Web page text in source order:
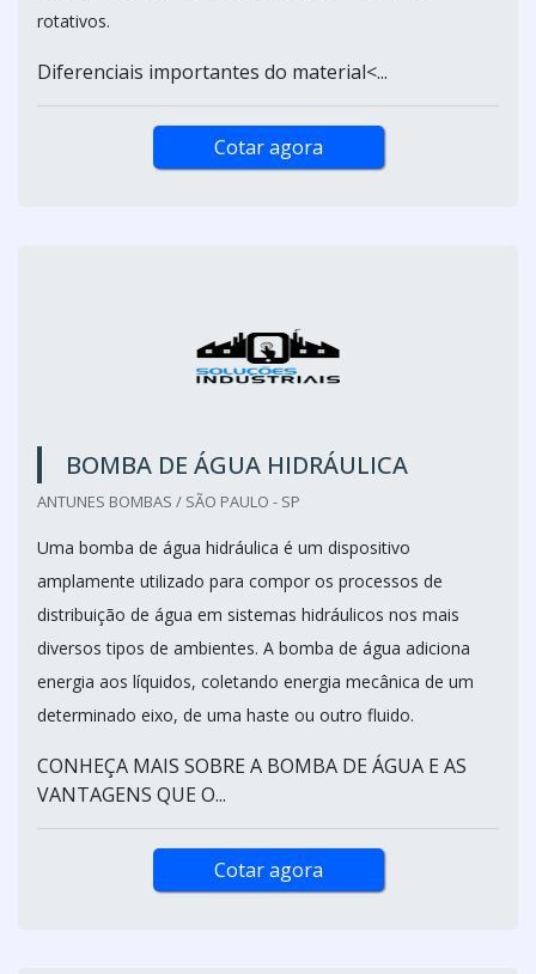
rotativos.
Diferenciais importantes do material<...
Cotar agora
BOMBA DE ÁGUA HIDRÁULICA
ANTUNES BOMBAS / SÃO PAULO - SP
Uma bomba de água hidráulica é um dispositivo
amplamente utilizado para compor os processos de
distribuição de água em sistemas hidráulicos nos mais
diversos tipos de ambientes. A bomba de água adiciona
energia aos líquidos, coletando energia mecânica de um
determinado eixo, de uma haste ou outro fluido.
CONHEÇA MAIS SOBRE A BOMBA DE ÁGUA E AS
VANTAGENS QUE O...
Cotar agora